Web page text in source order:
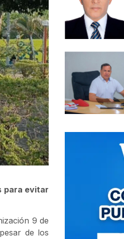
para evitar
9 de
de los